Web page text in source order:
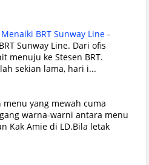
BRT Sunway Line -
Sunway Line. Dari ofis
menuju ke Stesen BRT.
sekian lama, hari i...
menu yang mewah cuma
warna-warni antara menu
Kak Amie di LD.Bila letak